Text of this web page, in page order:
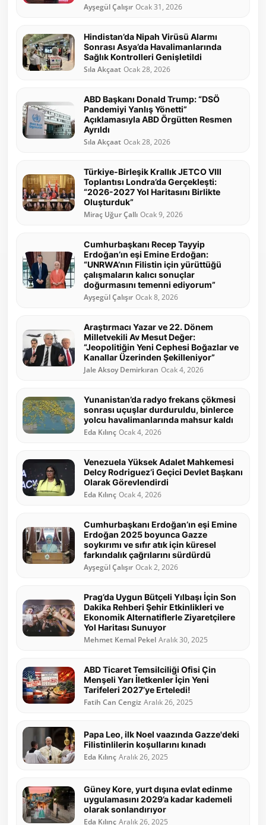
Ayşegül Çalışır Ocak 31, 2026
Hindistan’da Nipah Virüsü Alarmı
Sonrası Asya’da Havalimanlarında
Sağlık Kontrolleri Genişletildi
Sıla Akçaat Ocak 28, 2026
ABD Başkanı Donald Trump: “DSÖ
Pandemiyi Yanlış Yönetti”
Açıklamasıyla ABD Örgütten Resmen
Ayrıldı
Sıla Akçaat Ocak 28, 2026
Türkiye-Birleşik Krallık JETCO VIII
Toplantısı Londra’da Gerçekleşti:
“2026-2027 Yol Haritasını Birlikte
Oluşturduk”
Miraç Uğur Çallı Ocak 9, 2026
Cumhurbaşkanı Recep Tayyip
Erdoğan’ın eşi Emine Erdoğan:
“UNRWA’nın Filistin için yürüttüğü
çalışmaların kalıcı sonuçlar
doğurmasını temenni ediyorum”
Ayşegül Çalışır Ocak 8, 2026
Araştırmacı Yazar ve 22. Dönem
Milletvekili Av Mesut Değer:
“Jeopolitiğin Yeni Cephesi Boğazlar ve
Kanallar Üzerinden Şekilleniyor”
Jale Aksoy Demirkıran Ocak 4, 2026
Yunanistan’da radyo frekans çökmesi
sonrası uçuşlar durduruldu, binlerce
yolcu havalimanlarında mahsur kaldı
Eda Kılınç Ocak 4, 2026
Venezuela Yüksek Adalet Mahkemesi
Delcy Rodriguez’i Geçici Devlet Başkanı
Olarak Görevlendirdi
Eda Kılınç Ocak 4, 2026
Cumhurbaşkanı Erdoğan’ın eşi Emine
Erdoğan 2025 boyunca Gazze
soykırımı ve sıfır atık için küresel
farkındalık çağrılarını sürdürdü
Ayşegül Çalışır Ocak 2, 2026
Prag’da Uygun Bütçeli Yılbaşı İçin Son
Dakika Rehberi Şehir Etkinlikleri ve
Ekonomik Alternatiflerle Ziyaretçilere
Yol Haritası Sunuyor
Mehmet Kemal Pekel Aralık 30, 2025
ABD Ticaret Temsilciliği Ofisi Çin
Menşeli Yarı İletkenler İçin Yeni
Tarifeleri 2027’ye Erteledi!
Fatih Can Cengiz Aralık 26, 2025
Papa Leo, ilk Noel vaazında Gazze'deki
Filistinlilerin koşullarını kınadı
Eda Kılınç Aralık 26, 2025
Güney Kore, yurt dışına evlat edinme
uygulamasını 2029’a kadar kademeli
olarak sonlandırıyor
Eda Kılınç Aralık 26, 2025